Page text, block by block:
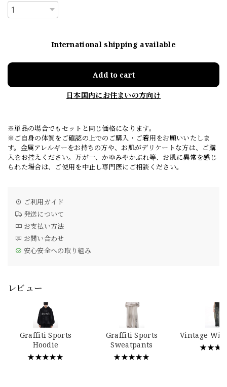
International shipping available
Add to cart
日本国内にお住まいの方向け
※単品の場合でもセットと同じ価格になります。
※ご自身の体質をご確認の上でのご購入・ご着用をお願いいたしま
す。金属アレルギーをお持ちの方や、お肌がデリケートな方は、ご購
入をお控えください。万が一、かゆみやかぶれ等、お肌に異常を感じ
られた場合は、ご使用を中止し専門医にご相談ください。
ご利用ガイド
発送について
お支払い方法
お問い合わせ
安心安全への取り組み
レビュー
Graffiti Sports
Hoodie
★★★★★
Graffiti Sports
Sweatpants
★★★★★
Vintage